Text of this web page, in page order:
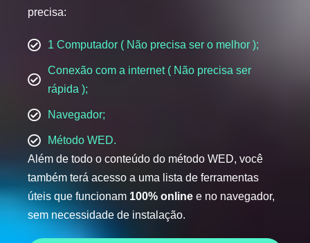
precisa:
1 Computador ( Não precisa ser o melhor );
Conexão com a internet ( Não precisa ser
rápida );
Navegador;
Método WED.
Além de todo o conteúdo do método WED, você
também terá acesso a uma lista de ferramentas
úteis que funcionam 100% online e no navegador,
sem necessidade de instalação.